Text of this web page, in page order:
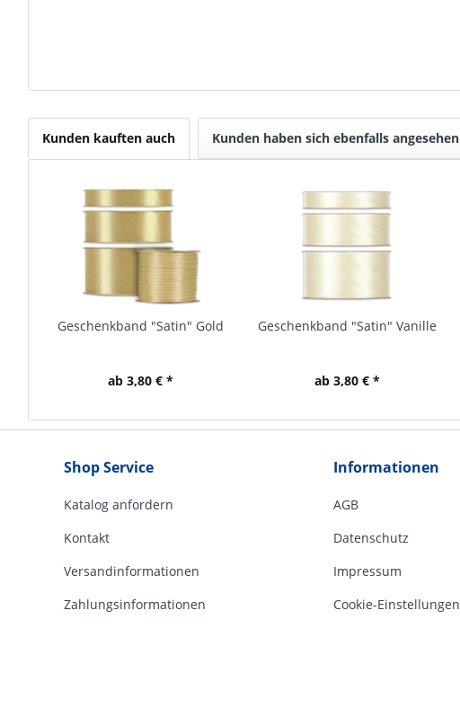
Kunden kauften auch Kunden haben sich ebenfalls angesehen
Geschenkband "Satin" Gold
ab 3,80 € *
Geschenkband "Satin" Vanille
ab 3,80 € *
Shop Service
Katalog anfordern
Kontakt
Versandinformationen
Zahlungsinformationen
Informationen
AGB
Datenschutz
Impressum
Cookie-Einstellungen